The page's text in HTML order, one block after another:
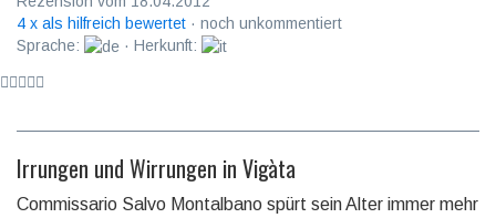
4 x als hilfreich bewertet · noch unkommentiert
Sprache:
· Herkunft:
Irrungen und Wirrungen in Vigàta
Commissario Salvo Montalbano spürt sein Alter immer mehr